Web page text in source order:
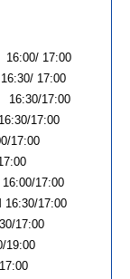
17:00
17:00
17:00
17:00
17:00
16:00/17:00
16:30/17:00
17:00